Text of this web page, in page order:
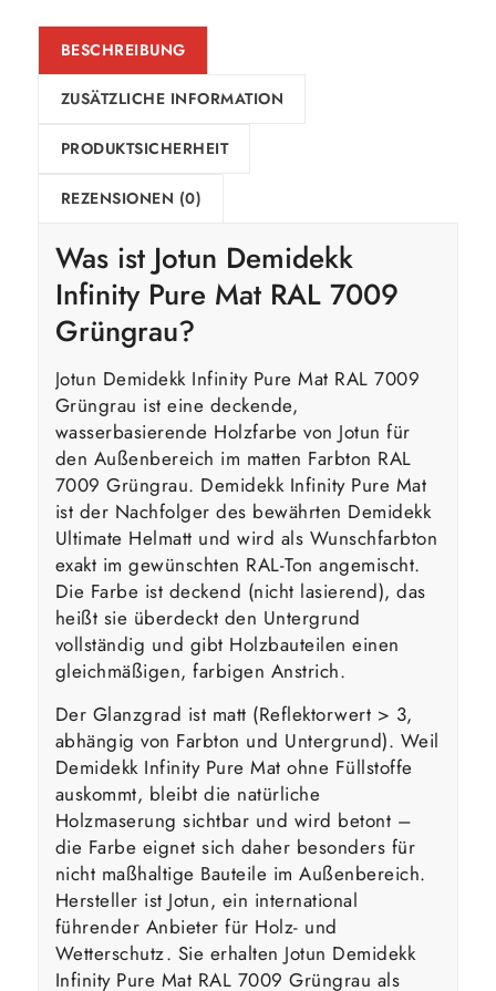
BESCHREIBUNG
ZUSÄTZLICHE INFORMATION
PRODUKTSICHERHEIT
REZENSIONEN (0)
Was ist Jotun Demidekk
Infinity Pure Mat RAL 7009
Grüngrau?
Jotun Demidekk Infinity Pure Mat RAL 7009
Grüngrau ist eine deckende,
wasserbasierende Holzfarbe von Jotun für
den Außenbereich im matten Farbton RAL
7009 Grüngrau. Demidekk Infinity Pure Mat
ist der Nachfolger des bewährten Demidekk
Ultimate Helmatt und wird als Wunschfarbton
exakt im gewünschten RAL-Ton angemischt.
Die Farbe ist deckend (nicht lasierend), das
heißt sie überdeckt den Untergrund
vollständig und gibt Holzbauteilen einen
gleichmäßigen, farbigen Anstrich.
Der Glanzgrad ist matt (Reflektorwert > 3,
abhängig von Farbton und Untergrund). Weil
Demidekk Infinity Pure Mat ohne Füllstoffe
auskommt, bleibt die natürliche
Holzmaserung sichtbar und wird betont –
die Farbe eignet sich daher besonders für
nicht maßhaltige Bauteile im Außenbereich.
Hersteller ist Jotun, ein international
führender Anbieter für Holz- und
Wetterschutz. Sie erhalten Jotun Demidekk
Infinity Pure Mat RAL 7009 Grüngrau als